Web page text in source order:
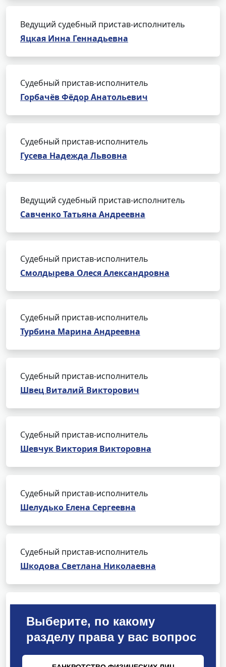
Ведущий судебный пристав-исполнитель
Яцкая Инна Геннадьевна
Судебный пристав-исполнитель
Горбачёв Фёдор Анатольевич
Судебный пристав-исполнитель
Гусева Надежда Львовна
Ведущий судебный пристав-исполнитель
Савченко Татьяна Андреевна
Судебный пристав-исполнитель
Смолдырева Олеся Александровна
Судебный пристав-исполнитель
Турбина Марина Андреевна
Судебный пристав-исполнитель
Швец Виталий Викторович
Судебный пристав-исполнитель
Шевчук Виктория Викторовна
Судебный пристав-исполнитель
Шелудько Елена Сергеевна
Судебный пристав-исполнитель
Шкодова Светлана Николаевна